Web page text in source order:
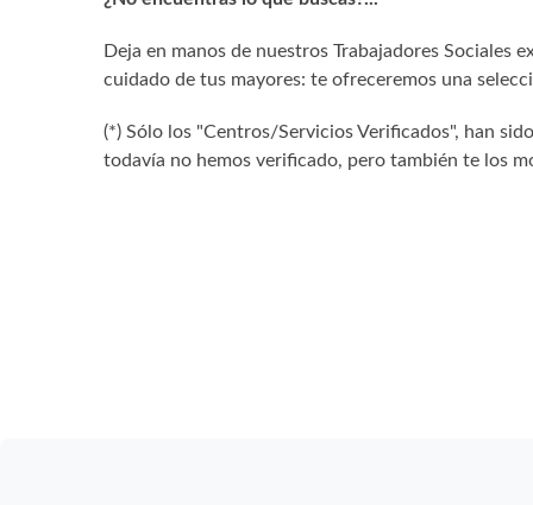
Deja en manos de nuestros Trabajadores Sociales
cuidado de tus mayores: te ofreceremos una
(*) Sólo los "Centros/Servicios Verificados", han
todavía no hemos verificado, pero también te los